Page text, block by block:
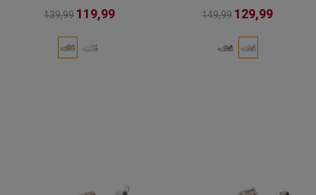
139,99 119,99
149,99 129,99